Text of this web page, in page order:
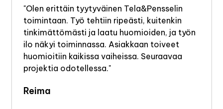
"Olen erittäin tyytyväinen Tela&Pensselin
toimintaan. Työ tehtiin ripeästi, kuitenkin
tinkimättömästi ja laatu huomioiden, ja työn
ilo näkyi toiminnassa. Asiakkaan toiveet
huomioitiin kaikissa vaiheissa. Seuraavaa
projektia odotellessa."
Reima